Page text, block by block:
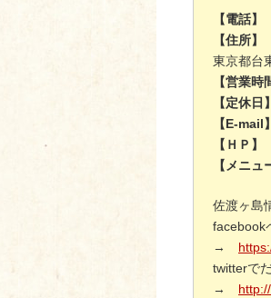
【電話】
【住所】
東京都
【営業
【定休
【E-
【ＨＰ
【メニ
佐渡ヶ島
facebook
→
twitterで
→